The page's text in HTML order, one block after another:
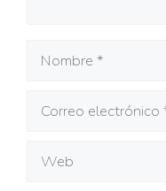
electrónico